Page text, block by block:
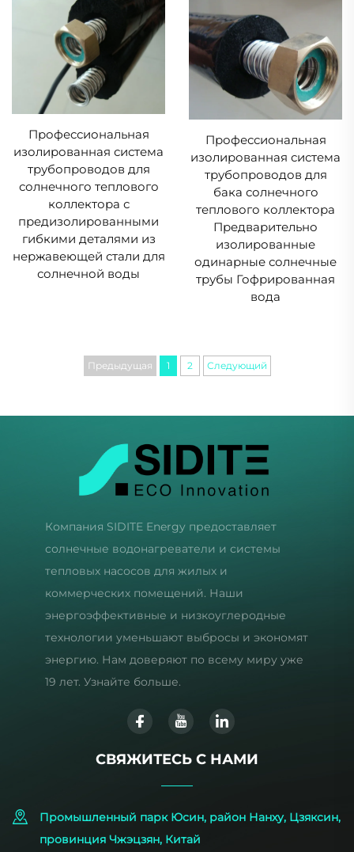
Профессиональная
изолированная система
трубопроводов для
солнечного теплового
коллектора с
предизолированными
гибкими деталями из
нержавеющей стали для
солнечной воды
Профессиональная
изолированная система
трубопроводов для
бака солнечного
теплового коллектора
Предварительно
изолированные
одинарные солнечные
трубы Гофрированная
вода
Предыдущая 1 2 Следующий
Компания SIDITE Energy предоставляет
солнечные водонагреватели и системы
тепловых насосов для жилых и
коммерческих помещений. Наши
энергоэффективные и низкоуглеродные
технологии уменьшают выбросы и экономят
энергию. Нам доверяют по всему миру уже
19 лет. Узнайте больше.
СВЯЖИТЕСЬ С НАМИ
Промышленный парк Юсин, район Нанху, Цзяксин,
провинция Чжэцзян, Китай